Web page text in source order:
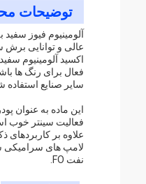
توضیحات
آلومینیوم فیوز
عالی و توانایی
فعال برای رنگ ها
سایر صنایع استفاده
این ماده به عنوان
فعالیت سینتر خوب
علاوه بر کاربردهای
لامپ های سرامیکی
نفت FO.